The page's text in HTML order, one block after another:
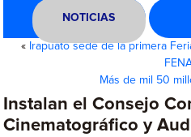
NOTICIAS
« Irapuato sede de la primera
Más de mil 50
Instalan el Consejo
Cinematográfico y